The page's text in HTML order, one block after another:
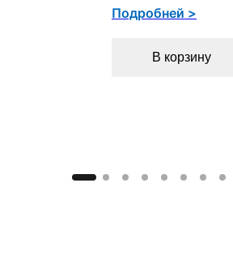
Подробней >
В корзину